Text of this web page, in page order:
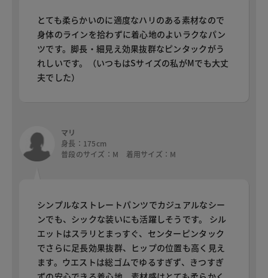
とても柔らかいのに適度なハリのある素材なので
身体のラインを拾わずに着心地のよいラクなパン
ツです。脚長・細見え効果抜群なピンタックがう
れしいです。（いつもはSサイズの私がMでも大丈
夫でした）
マリ
身長：175cm
普段のサイズ：M 着用サイズ：M
シンプルなストレートパンツでカジュアルなシー
ンでも、シックな装いにも活躍しそうです。 シル
エットはスラリとまっすぐ、センターピンタック
でさらに足長効果抜群、ヒップの位置も高く見え
ます。ウエストは総ゴムでゆるすぎず、きつすぎ